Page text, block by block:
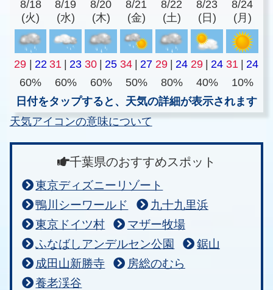
8/18
(火)
8/19
(水)
8/20
(木)
8/21
(金)
8/22
(土)
8/23
(日)
8/24
(月)
29 22 31 23 30 25 34 27 29 24 29 24 31
24
60%
60% 60% 50% 80% 40%
10%
日付をタップすると、天気の詳細が表示されます
天気アイコンの意味について
千葉県のおすすめスポット
東京ディズニーリゾート
鴨川シーワールド
九十九里浜
東京ドイツ村
マザー牧場
ふなばしアンデルセン公園
鋸山
成田山新勝寺
房総のむら
養老渓谷